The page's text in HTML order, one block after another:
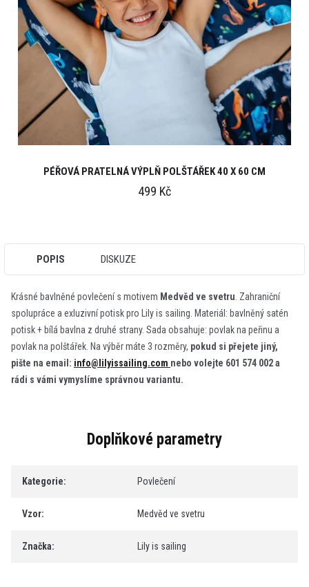
PÉŘOVÁ PRATELNÁ VÝPLŇ POLŠTÁŘEK 40 X 60 CM
499 Kč
POPIS DISKUZE
Krásné bavlněné povlečení s motivem Medvěd ve svetru . Zahraniční
spolupráce a exluzivní potisk pro Lily is sailing. Materiál: bavlněný satén
potisk + bílá bavlna z druhé strany. Sada obsahuje: povlak na peřinu a
povlak na polštářek. Na výběr máte 3 rozměry, pokud si přejete jiný,
pište na email: info@lilyissailing.com nebo volejte 601 574 002 a
rádi s vámi vymyslíme správnou variantu.
Doplňkové parametry
Kategorie: Povlečení
Vzor: Medvěd ve svetru
Značka: Lily is sailing